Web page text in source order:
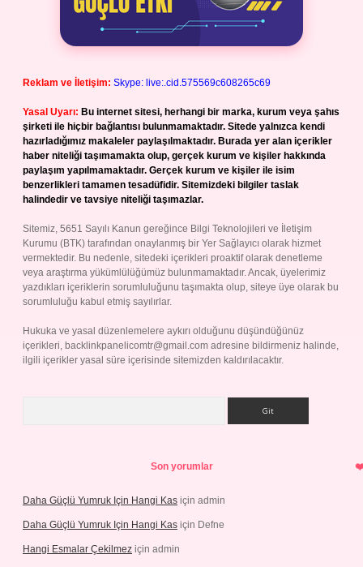
Reklam ve İletişim: Skype: live:.cid.575569c608265c69
Yasal Uyarı: Bu internet sitesi, herhangi bir marka, kurum veya şahıs
şirketi ile hiçbir bağlantısı bulunmamaktadır. Sitede yalnızca kendi
hazırladığımız makaleler paylaşılmaktadır. Burada yer alan içerikler
haber niteliği taşımamakta olup, gerçek kurum ve kişiler hakkında
paylaşım yapılmamaktadır. Gerçek kurum ve kişiler ile isim
benzerlikleri tamamen tesadüfidir. Sitemizdeki bilgiler taslak
halindedir ve tavsiye niteliği taşımazlar.
Sitemiz, 5651 Sayılı Kanun gereğince Bilgi Teknolojileri ve İletişim
Kurumu (BTK) tarafından onaylanmış bir Yer Sağlayıcı olarak hizmet
vermektedir. Bu nedenle, sitedeki içerikleri proaktif olarak denetleme
veya araştırma yükümlülüğümüz bulunmamaktadır. Ancak, üyelerimiz
yazdıkları içeriklerin sorumluluğunu taşımakta olup, siteye üye olarak bu
sorumluluğu kabul etmiş sayılırlar.
Hukuka ve yasal düzenlemelere aykırı olduğunu düşündüğünüz
içerikleri, backlinkpanelicomtr@gmail.com adresine bildirmeniz halinde,
ilgili içerikler yasal süre içerisinde sitemizden kaldırılacaktır.
Son yorumlar
Daha Güçlü Yumruk Için Hangi Kas için admin
Daha Güçlü Yumruk Için Hangi Kas için Defne
Hangi Esmalar Çekilmez için admin